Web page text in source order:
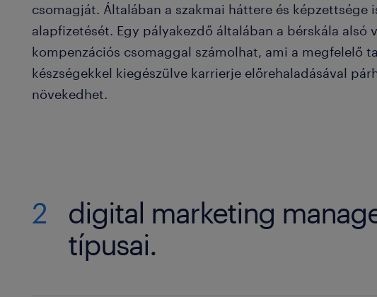
csomagját. Általában a szakmai háttere és képzettsége
alapfizetését. Egy pályakezdő általában a bérskála alsó
kompenzációs csomaggal számolhat, ami a megfelelő
készségekkel kiegészülve karrierje előrehaladásával
növekedhet.
2
digital marketing
típusai.